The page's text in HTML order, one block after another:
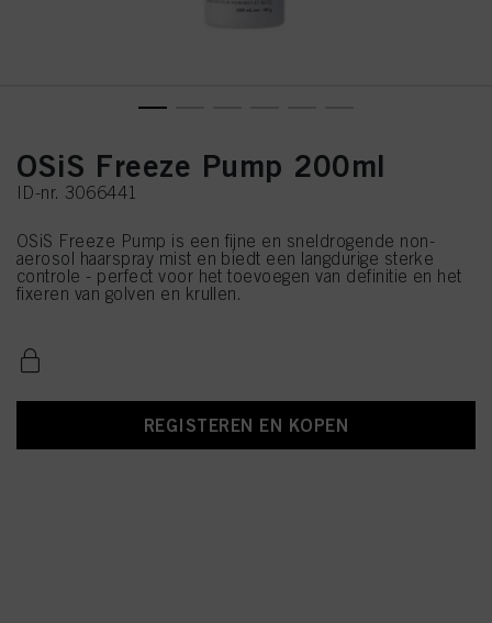
OSiS Freeze Pump 200ml
ID-nr. 3066441
OSiS Freeze Pump is een fijne en sneldrogende non-
aerosol haarspray mist en biedt een langdurige sterke
controle - perfect voor het toevoegen van definitie en het
fixeren van golven en krullen.
REGISTEREN EN KOPEN